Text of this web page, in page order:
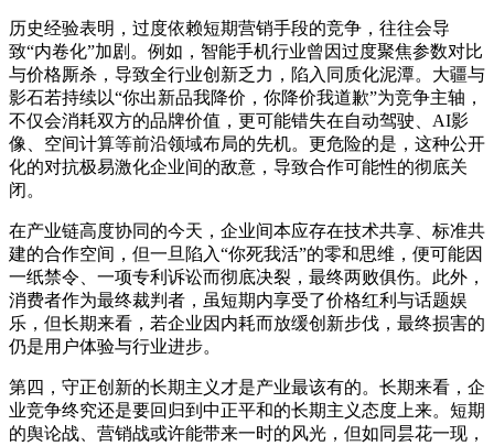
历史经验表明，过度依赖短期营销手段的竞争，往往会导
致“内卷化”加剧。例如，智能手机行业曾因过度聚焦参数对比
与价格厮杀，导致全行业创新乏力，陷入同质化泥潭。大疆与
影石若持续以“你出新品我降价，你降价我道歉”为竞争主轴，
不仅会消耗双方的品牌价值，更可能错失在自动驾驶、AI影
像、空间计算等前沿领域布局的先机。更危险的是，这种公开
化的对抗极易激化企业间的敌意，导致合作可能性的彻底关
闭。
在产业链高度协同的今天，企业间本应存在技术共享、标准共
建的合作空间，但一旦陷入“你死我活”的零和思维，便可能因
一纸禁令、一项专利诉讼而彻底决裂，最终两败俱伤。此外，
消费者作为最终裁判者，虽短期内享受了价格红利与话题娱
乐，但长期来看，若企业因内耗而放缓创新步伐，最终损害的
仍是用户体验与行业进步。
第四，守正创新的长期主义才是产业最该有的。长期来看，企
业竞争终究还是要回归到中正平和的长期主义态度上来。短期
的舆论战、营销战或许能带来一时的风光，但如同昙花一现，